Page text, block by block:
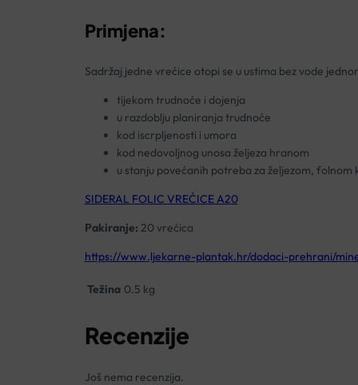
Primjena:
Sadržaj jedne vrećice otopi se u ustima bez vode
tijekom trudnoće i dojenja
u razdoblju planiranja trudnoće
kod iscrpljenosti i umora
kod nedovoljnog unosa željeza hranom
u stanju povećanih potreba za željezom, folnom
SIDERAL FOLIC VREĆICE A20
Pakiranje: 20 vrećica
https://www.ljekarne-plantak.hr/dodaci-prehrani/
Težina 0.5 kg
Recenzije
Još nema recenzija.